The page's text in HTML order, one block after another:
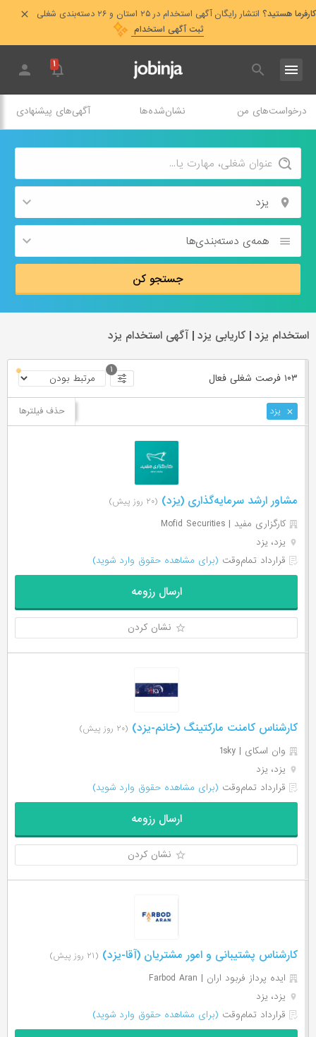
کارفرما هستید؟ انتشار رایگان آگهی استخدام در ۲۵ استان و ۲۶ دسته‌بندی شغلی
ثبت آگهی استخدام
۱
درخواست‌های من نشان‌شده‌ها آگهی‌های پیشنهادی
یزد
همه‌ی دسته‌بندی‌ها
جستجو کن
استخدام یزد | کاریابی یزد | آگهی استخدام یزد
۱۰۳ فرصت ‌شغلی فعال
۱
یزد حذف فیلترها
مشاور ارشد سرمایه‌گذاری (یزد) (۲۰ روز پیش)
کارگزاری مفید | Mofid Securities
یزد، یزد
قرارداد تمام‌وقت (برای مشاهده حقوق وارد شوید)
ارسال رزومه
نشان کردن
کارشناس کامنت مارکتینگ (خانم-یزد) (۲۰ روز پیش)
وان اسکای | 1sky
یزد، یزد
قرارداد تمام‌وقت (برای مشاهده حقوق وارد شوید)
ارسال رزومه
نشان کردن
کارشناس پشتیبانی و امور مشتریان (آقا-یزد) (۲۱ روز پیش)
ایده پرداز فربود اران | Farbod Aran
یزد، یزد
قرارداد تمام‌وقت (برای مشاهده حقوق وارد شوید)